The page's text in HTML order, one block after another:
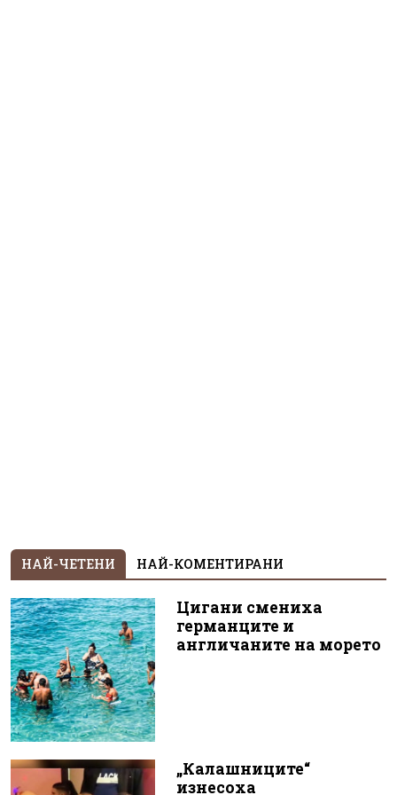
НАЙ-ЧЕТЕНИ НАЙ-КОМЕНТИРАНИ
Цигани смениха
германците и
англичаните на морето
„Калашниците“
изнесоха